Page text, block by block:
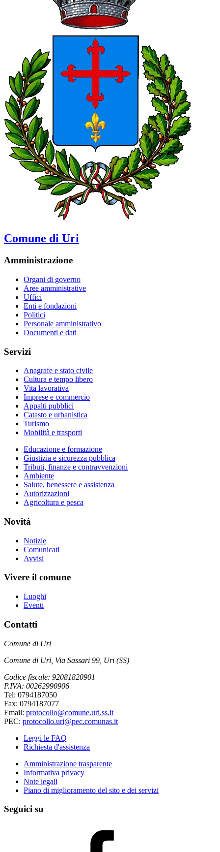
Comune di Uri
Amministrazione
Organi di governo
Aree amministrative
Uffici
Enti e fondazioni
Politici
Personale amministrativo
Documenti e dati
Servizi
Anagrafe e stato civile
Cultura e tempo libero
Vita lavorativa
Imprese e commercio
Appalti pubblici
Catasto e urbanistica
Turismo
Mobilità e trasporti
Educazione e formazione
Giustizia e sicurezza pubblica
Tributi, finanze e contravvenzioni
Ambiente
Salute, benessere e assistenza
Autorizzazioni
Agricoltura e pesca
Novità
Notizie
Comunicati
Avvisi
Vivere il comune
Luoghi
Eventi
Contatti
Comune di Uri
Comune di Uri, Via Sassari 99, Uri (SS)
Codice fiscale: 92081820901
P.IVA: 00262990906
Tel: 0794187050
Fax: 0794187077
Email: protocollo@comune.uri.ss.it
PEC: protocollo.uri@pec.comunas.it
Leggi le FAQ
Richiesta d'assistenza
Amministrazione trasparente
Informativa privacy
Note legali
Piano di miglioramento del sito e dei servizi
Seguici su